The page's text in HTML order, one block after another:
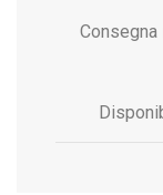
Consegna